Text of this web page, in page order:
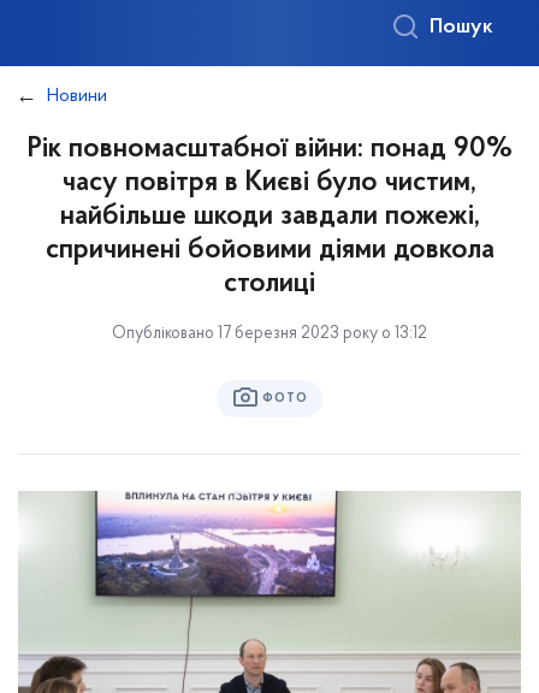
Пошук
Новини
Рік повномасштабної війни: понад 90%
часу повітря в Києві було чистим,
найбільше шкоди завдали пожежі,
спричинені бойовими діями довкола
столиці
Опубліковано 17 березня 2023 року о 13:12
ФОТО